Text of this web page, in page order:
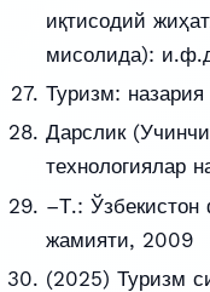
иқтисодий
мисолида):
Туризм:
Дарслик
технологиялар
–Т.:
жамияти, 2009
(2025) Туризм